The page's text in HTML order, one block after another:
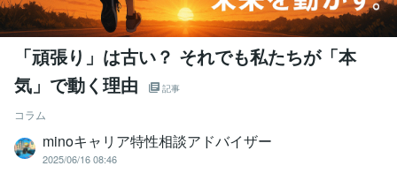
「頑張り」は古い？ それでも私たちが「本
気」で動く理由
記事
コラム
minoキャリア特性相談アドバイザー
2025/06/16 08:46